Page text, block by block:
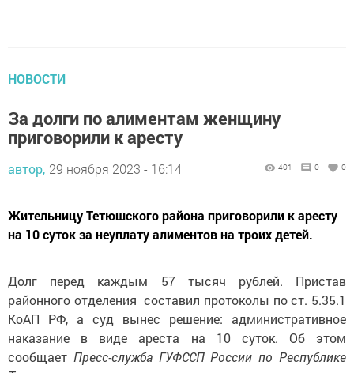
приговорили к аресту
автор, 29 ноября 2023 - 16:14
на 10 суток за неуплату алиментов на троих детей.
районного отделения составил протоколы по ст. 5.35.1
КоАП РФ, а суд вынес решение: административное
наказание в виде ареста на 10 суток. Об этом
сообщает
Пресс-служба ГУФССП России по Республике
Татарстан